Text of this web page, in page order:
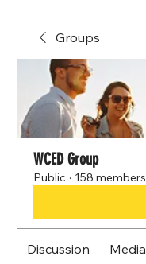
Groups
WCED Group
Public · 158 members
Discussion Media